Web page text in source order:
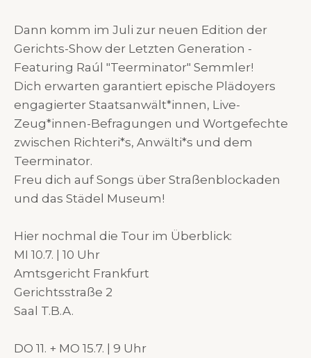
Dann komm im Juli zur neuen Edition der
Gerichts-Show der Letzten Generation -
Featuring Raúl "Teerminator" Semmler!
Dich erwarten garantiert epische Plädoyers
engagierter Staatsanwält*innen, Live-
Zeug*innen-Befragungen und Wortgefechte
zwischen Richteri*s, Anwälti*s und dem
Teerminator.
Freu dich auf Songs über Straßenblockaden
und das Städel Museum!
Hier nochmal die Tour im Überblick:
MI 10.7. | 10 Uhr
Amtsgericht Frankfurt
Gerichtsstraße 2
Saal T.B.A.
DO 11. + MO 15.7. | 9 Uhr